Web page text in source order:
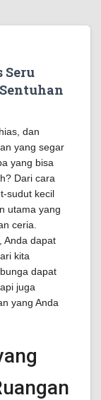
Seru
dan
yang segar
yang bisa
Dari cara
sudut kecil
utama yang
ceria.
Anda dapat
kita
dapat
juga
yang Anda